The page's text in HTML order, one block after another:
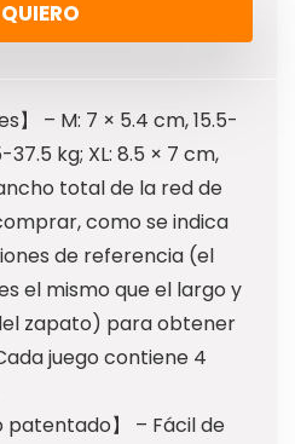
】 – M: 7 × 5.4 cm, 15.5-
kg; XL: 8.5 × 7 cm,
total de la red de
como se indica
de referencia (el
el mismo que el largo y
zapato) para obtener
juego contiene 4
patentado】 – Fácil de